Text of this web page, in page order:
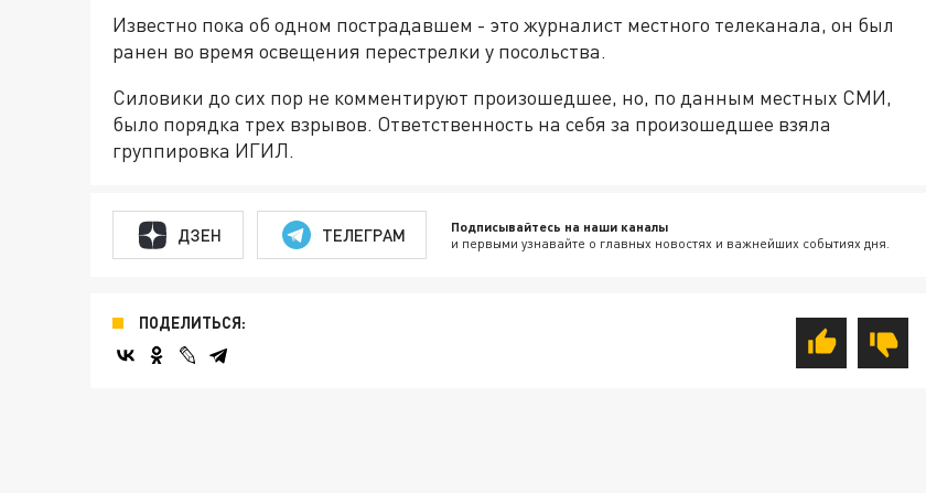
Известно пока об одном пострадавшем - это журналист местного телеканала, он был
ранен во время освещения перестрелки у посольства.
Силовики до сих пор не комментируют произошедшее, но, по данным местных СМИ,
было порядка трех взрывов. Ответственность на себя за произошедшее взяла
группировка ИГИЛ.
ДЗЕН ТЕЛЕГРАМ Подписывайтесь на наши каналы
и первыми узнавайте о главных новостях и важнейших событиях дня.
ПОДЕЛИТЬСЯ: